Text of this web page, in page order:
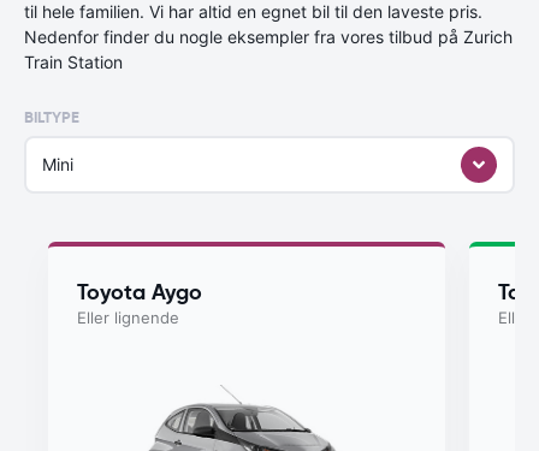
til hele familien. Vi har altid en egnet bil til den laveste pris.
Nedenfor finder du nogle eksempler fra vores tilbud på Zurich
Train Station
BILTYPE
Mini
Toyota Aygo
Eller lignende Eller